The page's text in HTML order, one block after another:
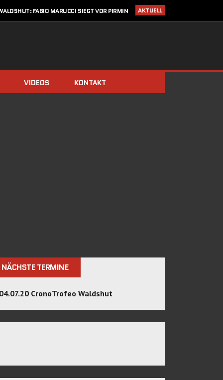
AKTUELL
FABIO MARUCCI SIEGT VOR PIRMIN
(ZIMMERLI/BERGER) UND DOMINIK STÖCKS DIE
BIATHLON-CHAMPIONS 2019
VIDEOS KONTAKT
NÄCHSTE TERMINE
04.07.20 CronoTrofeo Waldshut